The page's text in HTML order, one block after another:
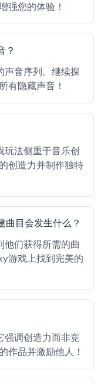
强您的体验！
？
声音序列。继续探
有隐藏声音！
玩法侧重于音乐创
创造力并制作独特
曲目会发生什么？
他们获得所需的曲
游戏上找到完美的
强调创造力而非竞
作品并激励他人！